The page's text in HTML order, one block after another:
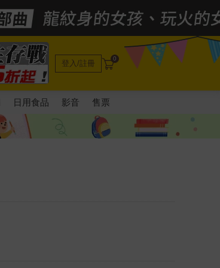
登入/註冊 0
日用食品 影音 售票